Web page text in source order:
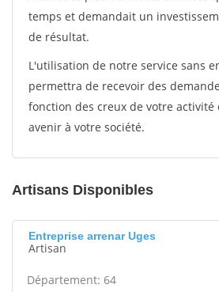
temps et demandait un
de résultat.
L'utilisation de notre service sans
permettra de recevoir des
fonction des creux de votre
avenir à votre société.
Artisans Disponibles
Entreprise arrenar Uges
Artisan
Département: 64